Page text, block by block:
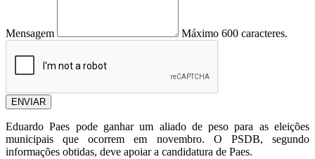
Mensagem Máximo 600 caracteres.
ENVIAR
Eduardo Paes pode ganhar um aliado de peso para as eleições
municipais que ocorrem em novembro. O PSDB, segundo
informações obtidas, deve apoiar a candidatura de Paes.